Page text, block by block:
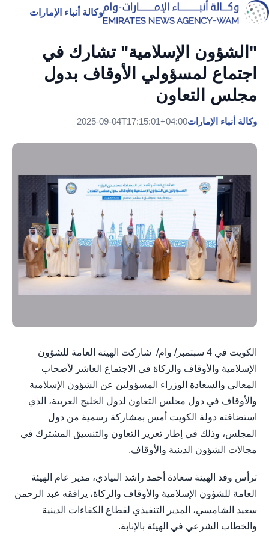
وكالة أنباء الإمارات
"الشؤون الإسلامية" تشارك في
اجتماع لمسؤولي الأوقاف بدول
مجلس التعاون
وكالة أنباء الإمارات2025-09-04T17:15:01+04:00
الكويت في 4 سبتمبر/ وام/ شاركت الهيئة العامة للشؤون
الإسلامية والأوقاف والزكاة في الاجتماع العاشر لأصحاب
المعالي والسعادة الوزراء المسؤولين عن الشؤون الإسلامية
والأوقاف في دول مجلس التعاون لدول الخليج العربية، الذي
استضافته دولة الكويت أمس بمشاركة رسمية من دول
المجلس، وذلك في إطار تعزيز التعاون والتنسيق المشترك في
مجالات الشؤون الدينية والأوقاف.
ترأس وفد الهيئة سعادة أحمد راشد النيادي، مدير عام الهيئة
العامة للشؤون الإسلامية والأوقاف والزكاة، يرافقه عبد الرحمن
سعيد الشامسي، المدير التنفيذي لقطاع الكفاءات الدينية
والخطاب الشرعي في الهيئة بالإنابة.